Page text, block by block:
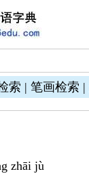
索 | 笔画检索 |
zhāi jù